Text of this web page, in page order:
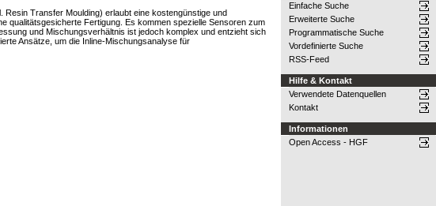
Transfer Moulding) erlaubt eine kostengünstige und
qualitätsgesicherte Fertigung. Es kommen spezielle Sensoren zum
und Mischungsverhältnis ist jedoch komplex und entzieht sich
Ansätze, um die Inline-Mischungsanalyse für
Einfache Suche
Erweiterte Suche
Programmatische Suche
Vordefinierte Suche
RSS-Feed
Hilfe & Kontakt
Verwendete Datenquellen
Kontakt
Informationen
Open Access - HGF